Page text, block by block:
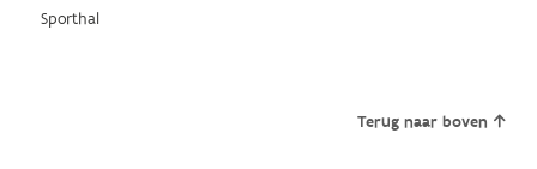
Sporthal
Terug naar boven